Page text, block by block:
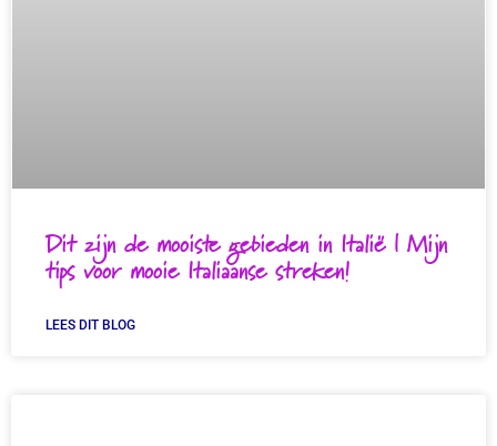
Dit zijn de mooiste gebieden in Italië | Mijn
tips voor mooie Italiaanse streken!
LEES DIT BLOG